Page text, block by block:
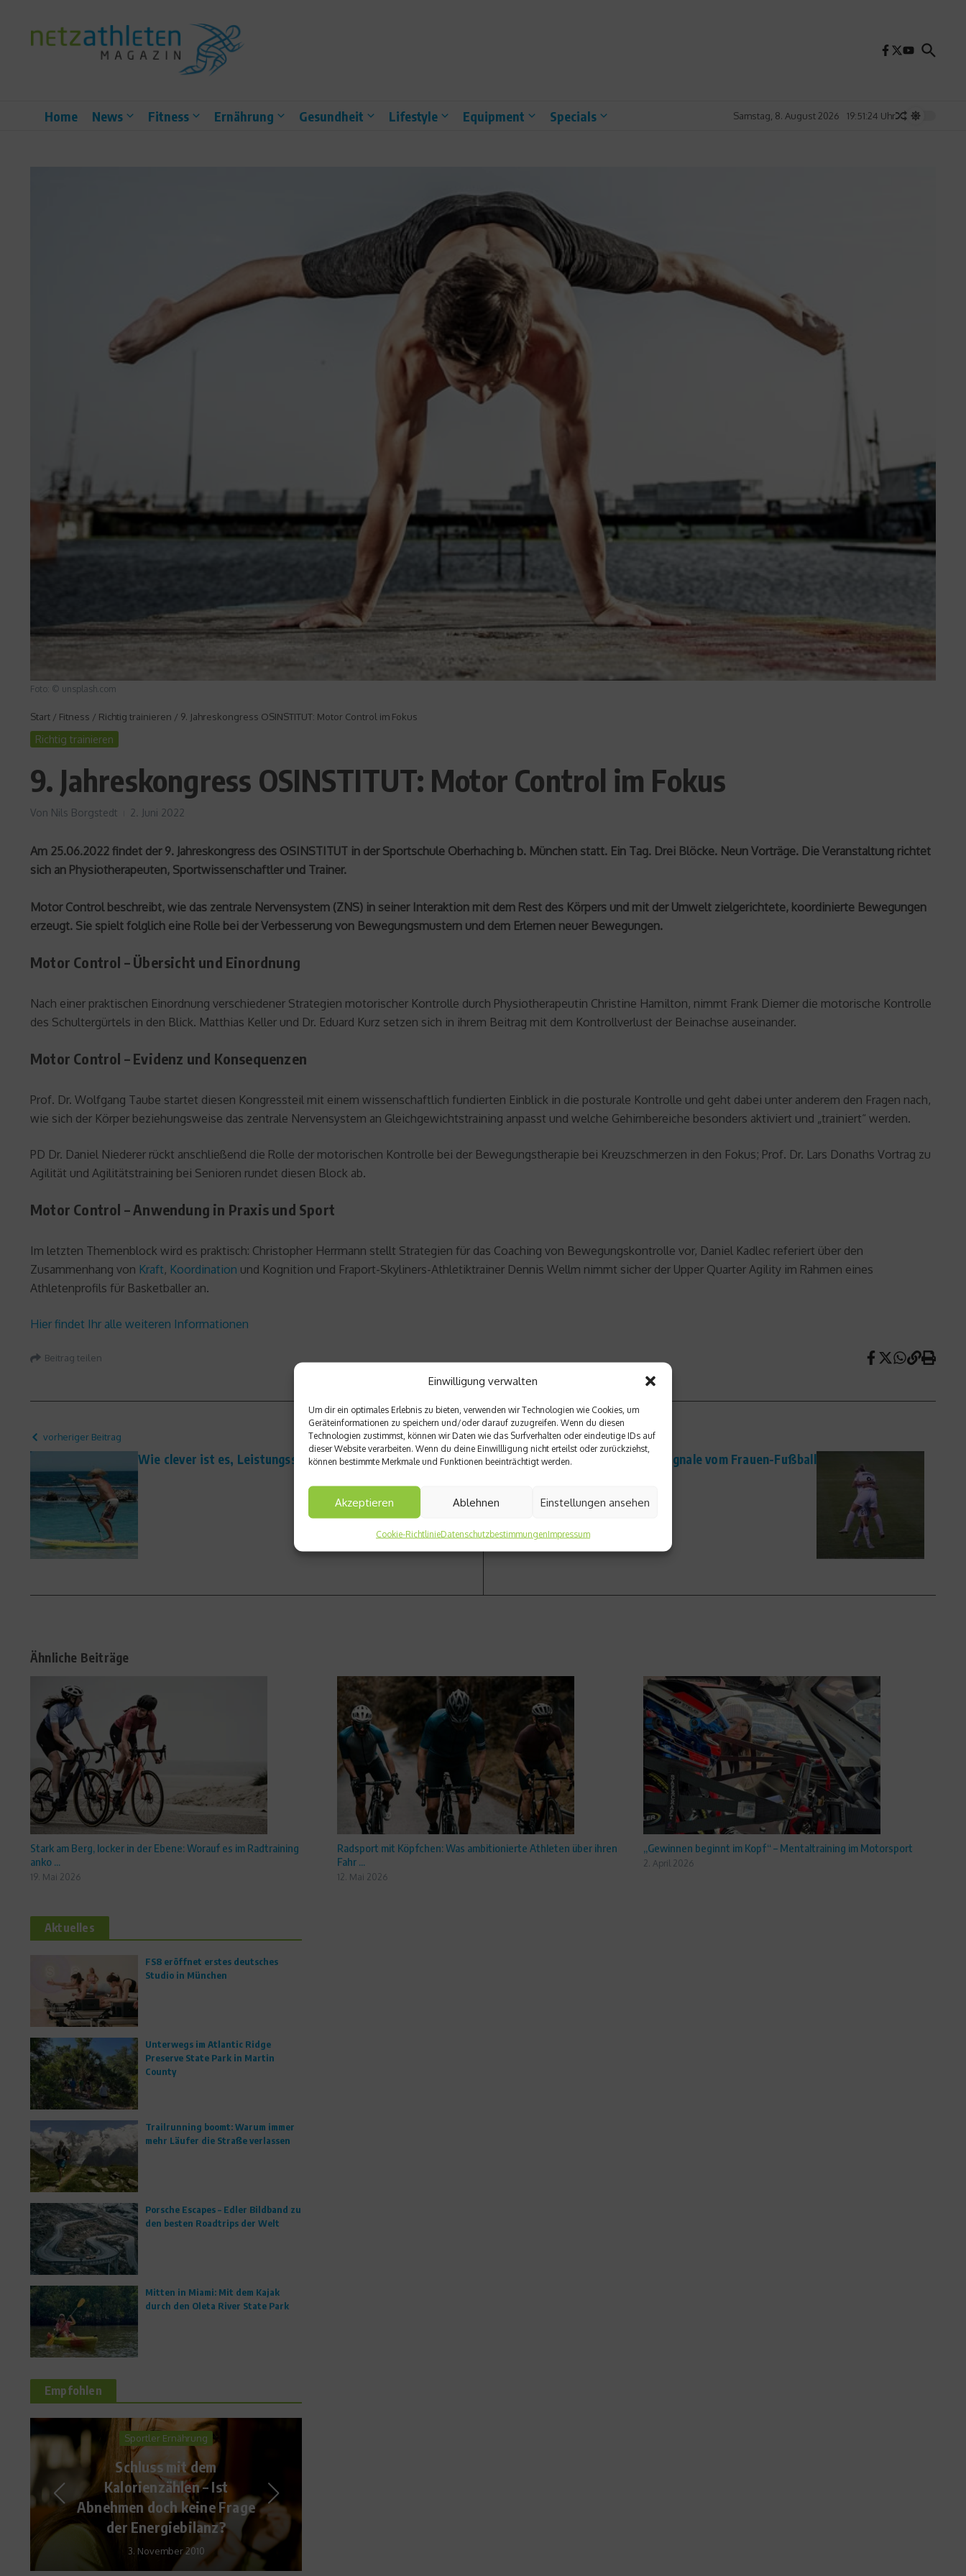
Einwilligung verwalten
Um dir ein optimales Erlebnis zu bieten, verwenden wir Technologien wie Cookies, um
Geräteinformationen zu speichern und/oder darauf zuzugreifen. Wenn du diesen
Technologien zustimmst, können wir Daten wie das Surfverhalten oder eindeutige IDs auf
dieser Website verarbeiten. Wenn du deine Einwillligung nicht erteilst oder zurückziehst,
können bestimmte Merkmale und Funktionen beeinträchtigt werden.
Akzeptieren Ablehnen Einstellungen ansehen
Cookie-RichtlinieDatenschutzbestimmungenImpressum
Home News Fitness Ernährung Gesundheit Lifestyle Equipment Specials Samstag, 8. August 2026 19:51:26 Uhr
Foto: © unsplash.com
Start / Fitness / Richtig trainieren / 9. Jahreskongress OSINSTITUT: Motor Control im Fokus
Richtig trainieren
9. Jahreskongress OSINSTITUT: Motor Control im Fokus
Von Nils Borgstedt 2. Juni 2022
Am 25.06.2022 findet der 9. Jahreskongress des OSINSTITUT in der Sportschule Oberhaching b. München statt. Ein Tag. Drei Blöcke. Neun Vorträge. Die Veranstaltung richtet
sich an Physiotherapeuten, Sportwissenschaftler und Trainer.
Motor Control beschreibt, wie das zentrale Nervensystem (ZNS) in seiner Interaktion mit dem Rest des Körpers und mit der Umwelt zielgerichtete, koordinierte Bewegungen
erzeugt. Sie spielt folglich eine Rolle bei der Verbesserung von Bewegungsmustern und dem Erlernen neuer Bewegungen.
Motor Control – Übersicht und Einordnung
Nach einer praktischen Einordnung verschiedener Strategien motorischer Kontrolle durch Physiotherapeutin Christine Hamilton, nimmt Frank Diemer die motorische Kontrolle
des Schultergürtels in den Blick. Matthias Keller und Dr. Eduard Kurz setzen sich in ihrem Beitrag mit dem Kontrollverlust der Beinachse auseinander.
Motor Control – Evidenz und Konsequenzen
Prof. Dr. Wolfgang Taube startet diesen Kongressteil mit einem wissenschaftlich fundierten Einblick in die posturale Kontrolle und geht dabei unter anderem den Fragen nach,
wie sich der Körper beziehungsweise das zentrale Nervensystem an Gleichgewichtstraining anpasst und welche Gehirnbereiche besonders aktiviert und „trainiert“ werden.
PD Dr. Daniel Niederer rückt anschließend die Rolle der motorischen Kontrolle bei der Bewegungstherapie bei Kreuzschmerzen in den Fokus; Prof. Dr. Lars Donaths Vortrag zu
Agilität und Agilitätstraining bei Senioren rundet diesen Block ab.
Motor Control – Anwendung in Praxis und Sport
Im letzten Themenblock wird es praktisch: Christopher Herrmann stellt Strategien für das Coaching von Bewegungskontrolle vor, Daniel Kadlec referiert über den
Zusammenhang von Kraft, Koordination und Kognition und Fraport-Skyliners-Athletiktrainer Dennis Wellm nimmt sicher der Upper Quarter Agility im Rahmen eines
Athletenprofils für Basketballer an.
Hier findet Ihr alle weiteren Informationen
Beitrag teilen
vorheriger Beitrag
Wie clever ist es, Leistungssport im Alter zu betreiben?
Nächster Beitrag
Nicht nur auf dem Feld: Positive Signale vom Frauen-Fußball
Ähnliche Beiträge
Stark am Berg, locker in der Ebene: Worauf es im Radtraining
anko ...
19. Mai 2026
Radsport mit Köpfchen: Was ambitionierte Athleten über ihren
Fahr ...
12. Mai 2026
„Gewinnen beginnt im Kopf“ – Mentaltraining im Motorsport
2. April 2026
Aktuelles
FS8 eröffnet erstes deutsches
Studio in München
Unterwegs im Atlantic Ridge
Preserve State Park in Martin
County
Trailrunning boomt: Warum immer
mehr Läufer die Straße verlassen
Porsche Escapes – Edler Bildband zu
den besten Roadtrips der Welt
Mitten in Miami: Mit dem Kajak
durch den Oleta River State Park
Empfohlen
Sports Inside
Matthäus – Hitzfeld oder
Bulgarien – Schweiz: EM-
Qualifikation live